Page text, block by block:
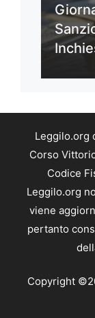
Leggilo.org
Corso
Codice
Leggilo.org
viene
pertanto
Copyright